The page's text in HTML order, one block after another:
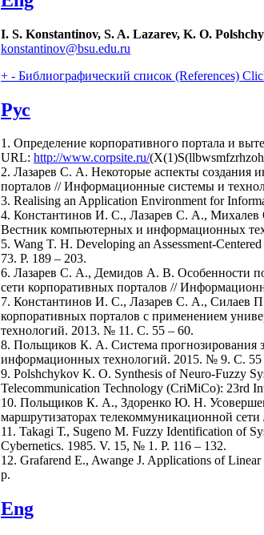
I. S. Konstantinov, S. A. Lazarev, K. О.
konstantinov@bsu.edu.ru
+ - Библиографический список (References)
Рус
1. Определение корпоративного портала и
URL: http://www.corpsite.ru/
2. Лазарев С. А. Некоторые аспекты создания
порталов // Информационные системы и
3. Realising an Application Environment for
4. Константинов И. С., Лазарев С. А., Михалев
Вестник компьютерных и информационных
5. Wang T. H. Developing an Assessment-
73. P. 189 – 203.
6. Лазарев С. А., Демидов А. В. Особенности
сети корпоративных порталов //
7. Константинов И. С., Лазарев С. А., Силаев
корпоративных порталов с применением
технологий. 2013. № 11. С. 55 – 60.
8. Польщиков К. А. Система прогнозирования
информационных технологий. 2015. № 9. С. 55
9. Polshchykov K. O. Synthesis of Neuro-Fuzzy
Telecommunication Technology (CriMiCo): 23rd
10. Польщиков К. А., Здоренко Ю. Н.
маршрутизаторах телекоммуникационной
11. Takagi Т., Sugeno М. Fuzzy Identification of
Cybernetics. 1985. V. 15, № 1. P. 116 – 132.
12. Grafarend E., Awange J. Applications of
p.
Eng